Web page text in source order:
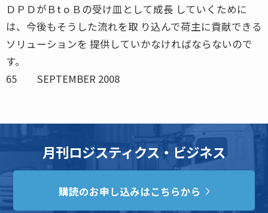
ＤＰＤがＢt o Ｂの受け皿として成長 していくために
は、今後もそうした流れを取 り込んで荷主に貢献できる
ソリューションを 提供していかなければならないので
す。
65 SEPTEMBER 2008
月刊ロジスティクス・ビジネス
購読のお申し込みはこちらから